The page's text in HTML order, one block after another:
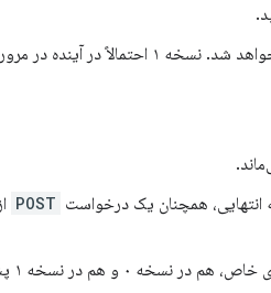
همچنان یک درخواست POST از
در نسخه ۱ پشتیبانی می‌شود.